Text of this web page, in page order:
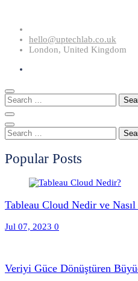
Skip
content
hello@uptechlab.co.uk
London, United Kingdom
Search
for:
Search
for:
Popular Posts
Tableau Cloud Nedir ve Nasıl
Jul 07, 2023 0
Veriyi Güce Dönüştüren